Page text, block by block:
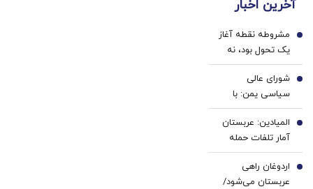
پزشکی
سفید
کننده
خانگی
بدون
و چک
آخرین اخبار
مشروطه نقطه آغاز
یک تحول بود، نه
پایان | تجربه
خواست تجدد با
عقل عقلایی |
مشروطه ایرانی
تقلید از غرب نبود
1
شورای عالی
سیاسی یمن: با
محاصره و تشدید
تنش، مقابله به
مثل می‌کنیم
2
المیادین: عربستان
آمار تلفات حمله
انصارالله را محرمانه
کرد
3
اردوغان راهی
عربستان می‌شود/
4